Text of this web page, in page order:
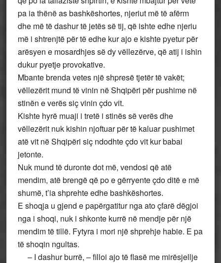
pa ia thënë as bashkëshortes, njeriut më të afërm
dhe më të dashur të jetës së tij, që ishte edhe njeriu
më i shtrenjtë për të edhe kur ajo e kishte pyetur për
arësyen e mosardhjes së dy vëllezërve, që atij i ishin
dukur pyetje provokative.
Mbante brenda vetes një shpresë tjetër të vakët;
vëllezërit mund të vinin në Shqipëri për pushime në
stinën e verës siç vinin çdo vit.
Kishte hyrë muaji i tretë i stinës së verës dhe
vëllezërit nuk kishin njoftuar për të kaluar pushimet
atë vit në Shqipëri siç ndodhte çdo vit kur babai
jetonte.
Nuk mund të duronte dot më, vendosi që atë
mendim, atë brengë që po e gërryente çdo ditë e më
shumë, t’ia shprehte edhe bashkëshortes.
E shoqja u gjend e papërgatitur nga ato çfarë dëgjoi
nga i shoqi, nuk i shkonte kurrë në mendje për një
mendim të tillë. Fytyra i mori një shprehje habie. E pa
të shoqin ngultas.
– I dashur burrë, – filloi ajo të flasë me mirësjellje